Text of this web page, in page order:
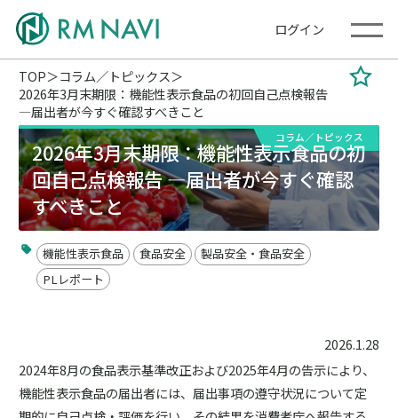
ログイン
TOP
コラム／トピックス
2026年3月末期限：機能性表示食品の初回自己点検報告
—届出者が今すぐ確認すべきこと
コラム／トピックス
2026年3月末期限：機能性表示食品の初
回自己点検報告 —届出者が今すぐ確認
すべきこと
機能性表示食品 食品安全
製品安全・食品安全
PLレポート
2026.1.28
2024年8月の食品表示基準改正および2025年4月の告示により、
機能性表示食品の届出者には、届出事項の遵守状況について定